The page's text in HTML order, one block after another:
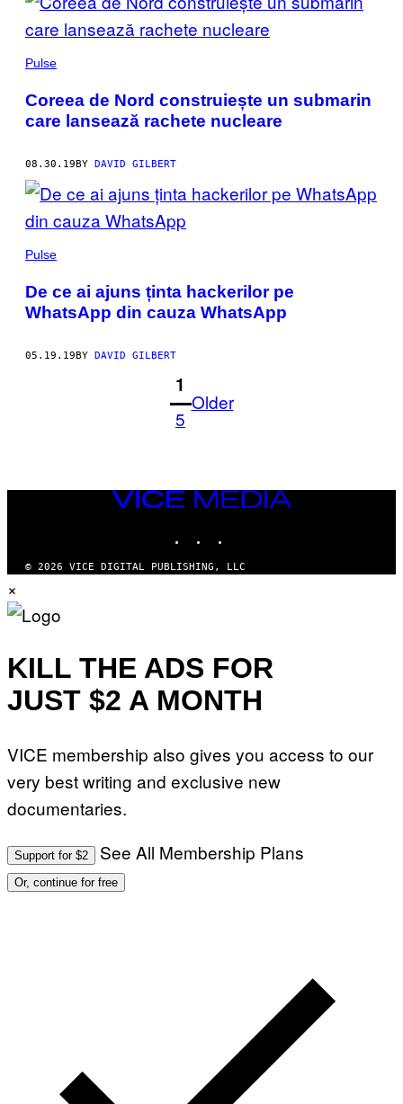
Pulse
Coreea de Nord construiește un submarin
care lansează rachete nucleare
08.30.19BY DAVID GILBERT
Pulse
De ce ai ajuns ținta hackerilor pe
WhatsApp din cauza WhatsApp
05.19.19BY DAVID GILBERT
1
5
Older
VICE
MEDIA
© 2026 VICE DIGITAL PUBLISHING, LLC
×
KILL THE ADS FOR
JUST $2 A MONTH
VICE membership also gives you access to our
very best writing and exclusive new
documentaries.
Support for $2 See All Membership Plans
Or, continue for free